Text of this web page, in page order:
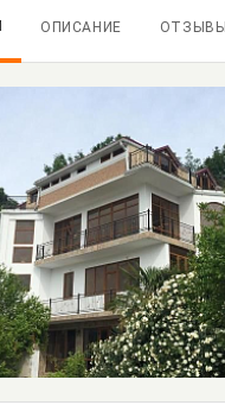
ОПИСАНИЕ